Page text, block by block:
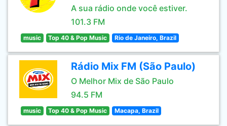
A sua rádio onde você estiver.
101.3 FM
music Top 40 & Pop Music Rio de Janeiro, Brazil
Rádio Mix FM (São Paulo)
O Melhor Mix de São Paulo
94.5 FM
music Top 40 & Pop Music Macapa, Brazil